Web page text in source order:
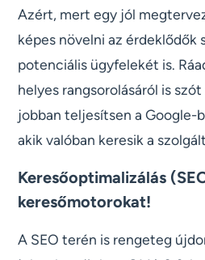
Azért, mert egy jól
képes növelni az érdeklődők
potenciális ügyfelekét is.
helyes rangsorolásáról is
jobban teljesítsen a Google-
akik valóban keresik a
Keresőoptimalizálás
keresőmotorokat!
A SEO terén is rengeteg